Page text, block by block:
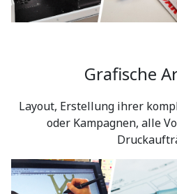
Grafische
Layout, Erstellung ihrer
oder Kampagnen, alle